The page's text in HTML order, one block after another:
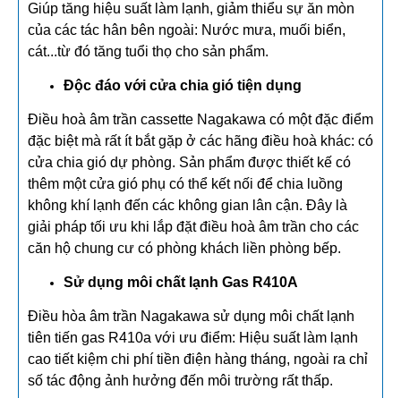
Giúp tăng hiệu suất làm lạnh, giảm thiểu sự ăn mòn
của các tác hân bên ngoài: Nước mưa, muối biển,
cát...từ đó tăng tuổi thọ cho sản phẩm.
Độc đáo với cửa chia gió tiện dụng
Điều hoà âm trần cassette Nagakawa có một đặc điểm
đặc biệt mà rất ít bắt gặp ở các hãng điều hoà khác: có
cửa chia gió dự phòng. Sản phẩm được thiết kế có
thêm một cửa gió phụ có thể kết nối để chia luồng
không khí lạnh đến các không gian lân cận. Đây là
giải pháp tối ưu khi lắp đặt điều hoà âm trần cho các
căn hộ chung cư có phòng khách liền phòng bếp.
Sử dụng môi chất lạnh Gas R410A
Điều hòa âm trần Nagakawa sử dụng môi chất lạnh
tiên tiến gas R410a với ưu điểm: Hiệu suất làm lạnh
cao tiết kiệm chi phí tiền điện hàng tháng, ngoài ra chỉ
số tác động ảnh hưởng đến môi trường rất thấp.